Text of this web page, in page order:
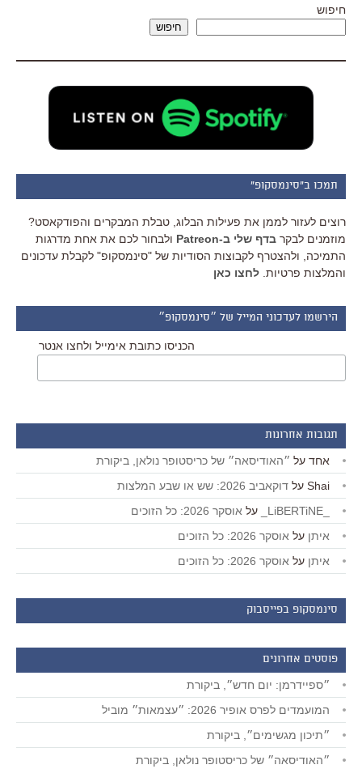
חיפוש
חיפוש
תמכו ב"סינמסקופ"
רוצים לעזור לממן את פעילות הבלוג, טבלת המבקרים והפודקאסט?
מוזמנים לבקר בדף שלי ב-Patreon
ולבחור לכם את אחת מדרגות
התמיכה, ולהצטרף לקבוצות הסודיות של "סינמסקופ" לקבלת עדכונים
והמלצות פרטיות. לחצו כאן
הירשמו לעדכוני המייל של ״סינמסקופ״
הכניסו כתובת אימייל ולחצו אנטר
תגובות אחרונות
אחד על ״האודיסאה״ של כריסטופר נולאן, ביקורת
Shai על דוקאביב 2026: שש או שבע המלצות
על אוסקר 2026: כל הזוכים
איתן על אוסקר 2026: כל הזוכים
איתן על אוסקר 2026: כל הזוכים
סינמסקופ בפייסבוק
פוסטים אחרונים
״ספיידרמן: יום חדש״, ביקורת
המועמדים לפרס אופיר 2026: ״עצמאות״ מוביל
״תיכון מגשימים״, ביקורת
״האודיסאה״ של כריסטופר נולאן, ביקורת